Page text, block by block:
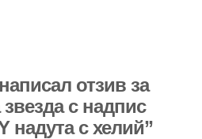
отзив за
с надпис
надута с хелий”